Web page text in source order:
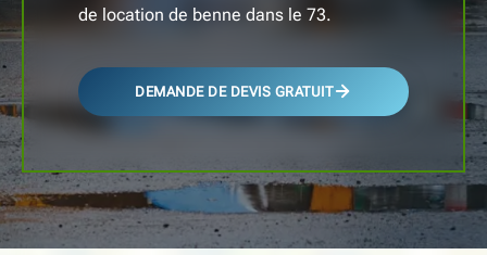
de location de benne dans le 73.
DEMANDE DE DEVIS GRATUIT